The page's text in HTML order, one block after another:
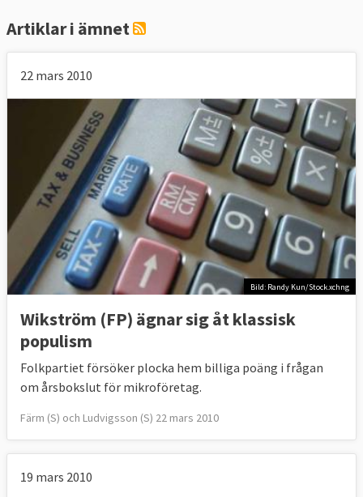
Artiklar i ämnet
22 mars 2010
Bild: Randy Kun/Stock.xchng
Wikström (FP) ägnar sig åt klassisk
populism
Folkpartiet försöker plocka hem billiga poäng i frågan
om årsbokslut för mikroföretag.
Färm (S) och Ludvigsson (S) 22 mars 2010
19 mars 2010